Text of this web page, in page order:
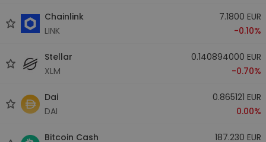
Chainlink
LINK
7.1800 EUR
-0.10%
Stellar
XLM
0.140894000 EUR
-0.70%
Dai
DAI
0.865121 EUR
0.00%
Bitcoin Cash
187.230 EUR